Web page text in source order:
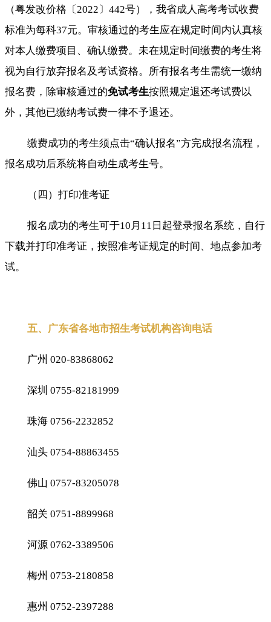
（粤发改价格〔2022〕442号），我省成人高考考试收费
标准为每科37元。审核通过的考生应在规定时间内认真核
对本人缴费项目、确认缴费。未在规定时间缴费的考生将
视为自行放弃报名及考试资格。所有报名考生需统一缴纳
报名费，除审核通过的免试考生按照规定退还考试费以
外，其他已缴纳考试费一律不予退还。
缴费成功的考生须点击“确认报名”方完成报名流程，
报名成功后系统将自动生成考生号。
（四）打印准考证
报名成功的考生可于10月11日起登录报名系统，自行
下载并打印准考证，按照准考证规定的时间、地点参加考
试。
五、广东省各地市招生考试机构咨询电话
广州 020-83868062
深圳 0755-82181999
珠海 0756-2232852
汕头 0754-88863455
佛山 0757-83205078
韶关 0751-8899968
河源 0762-3389506
梅州 0753-2180858
惠州 0752-2397288